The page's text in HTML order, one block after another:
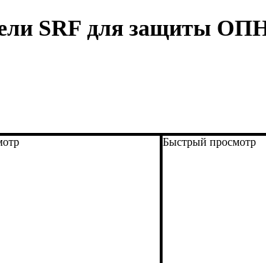
SRF для защиты
Быстрый просмотр